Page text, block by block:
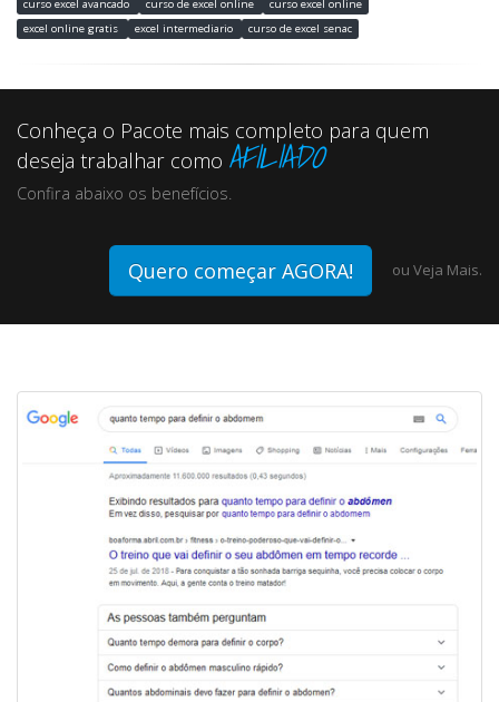
curso excel avancado curso de excel online
curso excel online
excel online gratis
excel intermediario curso de excel senac
Conheça o Pacote mais completo para quem
deseja trabalhar como AFILIADO
Confira abaixo os benefícios.
Quero começar AGORA! ou Veja Mais.